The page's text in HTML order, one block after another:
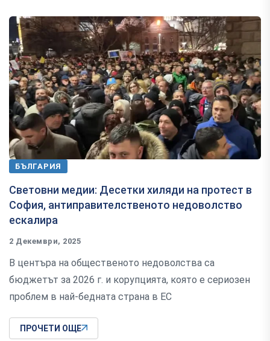
БЪЛГАРИЯ
Световни медии: Десетки хиляди на протест в
София, антиправителственото недоволство
ескалира
2 Декември, 2025
В центъра на общественото недоволства са
бюджетът за 2026 г. и корупцията, която е сериозен
проблем в най-бедната страна в ЕС
ПРОЧЕТИ ОЩЕ